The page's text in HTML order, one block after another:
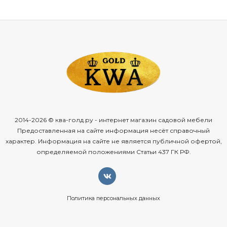
конфигурация для эффективного использования
стали устойчива к температурам и влаге, модульная
система для комбинирования с другими элементами
2014-2026 © ква-голд.ру - интернет магазин садовой мебели
Предоставленная на сайте информация несёт справочный
характер. Информация на сайте не является публичной офертой,
определяемой положениями Статьи 437 ГК РФ.
Политика персональных данных